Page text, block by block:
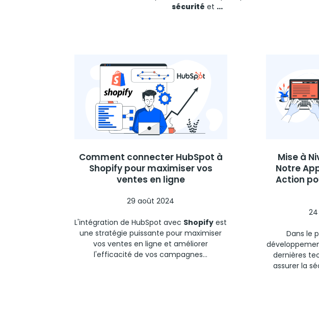
sécurité et ...
Comment connecter HubSpot à
Shopify pour maximiser vos
ventes en ligne
29 août 2024
L'intégration de HubSpot avec Shopify est
une stratégie puissante pour maximiser
vos ventes en ligne et améliorer
l'efficacité de vos campagnes...
Mise à
Notre
Action
Dans le
dernières
assurer la